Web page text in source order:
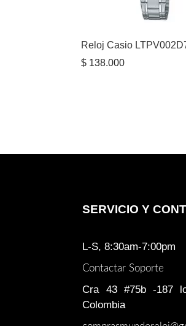
Reloj Casio
$ 138.000
SERVICIO Y
L-S, 8:30am-7:00pm
Contactar Soporte
Cra 43 #75b -187
Colombia